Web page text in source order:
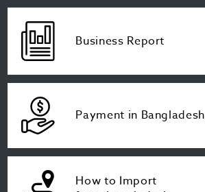
Business Report
Payment in Bangladesh
How to Import